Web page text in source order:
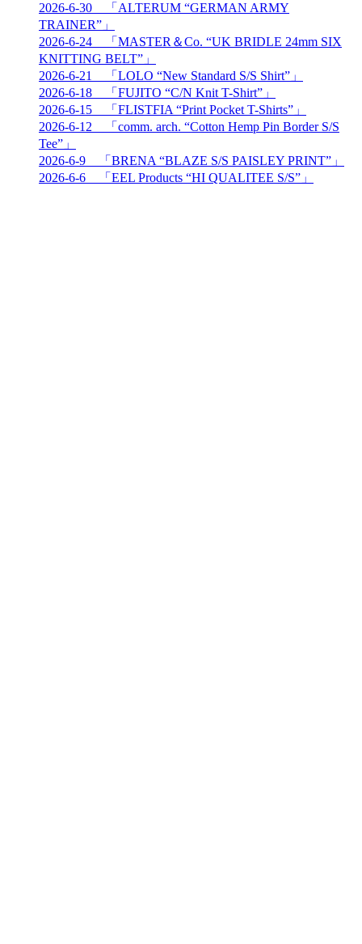
2026-6-30 「ALTERUM “GERMAN ARMY
TRAINER”」
2026-6-24 「MASTER＆Co. “UK BRIDLE 24mm SIX
KNITTING BELT”」
2026-6-21 「LOLO “New Standard S/S Shirt”」
2026-6-18 「FUJITO “C/N Knit T-Shirt”」
2026-6-15 「FLISTFIA “Print Pocket T-Shirts”」
2026-6-12 「comm. arch. “Cotton Hemp Pin Border S/S
Tee”」
2026-6-9 「BRENA “BLAZE S/S PAISLEY PRINT”」
2026-6-6 「EEL Products “HI QUALITEE S/S”」